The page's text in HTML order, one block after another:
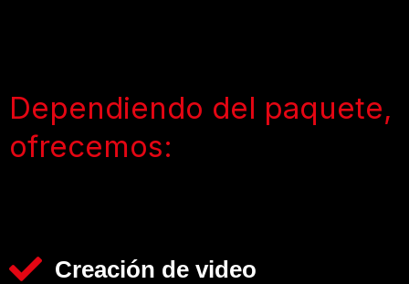
Dependiendo del paquete,
ofrecemos:
Creación de video